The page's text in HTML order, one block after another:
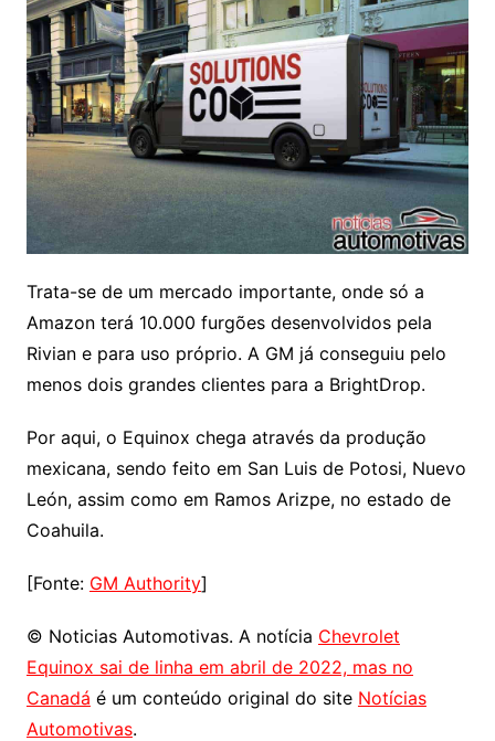
Trata-se de um mercado importante, onde só a
Amazon terá 10.000 furgões desenvolvidos pela
Rivian e para uso próprio. A GM já conseguiu pelo
menos dois grandes clientes para a BrightDrop.
Por aqui, o Equinox chega através da produção
mexicana, sendo feito em San Luis de Potosi, Nuevo
León, assim como em Ramos Arizpe, no estado de
Coahuila.
[Fonte: GM Authority]
© Noticias Automotivas. A notícia Chevrolet
Equinox sai de linha em abril de 2022, mas no
Canadá é um conteúdo original do site Notícias
Automotivas.